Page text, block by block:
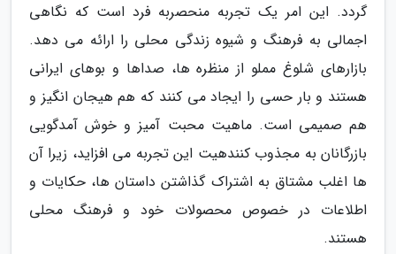
گردد. این امر یک تجربه منحصربه فرد است که نگاهی
اجمالی به فرهنگ و شیوه زندگی محلی را ارائه می دهد.
بازارهای شلوغ مملو از منظره ها، صداها و بوهای ایرانی
هستند و بار حسی را ایجاد می کنند که هم هیجان انگیز و
هم صمیمی است. ماهیت محبت آمیز و خوش آمدگویی
بازرگانان به مجذوب کنندهیت این تجربه می افزاید، زیرا آن
ها اغلب مشتاق به اشتراک گذاشتن داستان ها، حکایات و
اطلاعات در خصوص محصولات خود و فرهنگ محلی
هستند.